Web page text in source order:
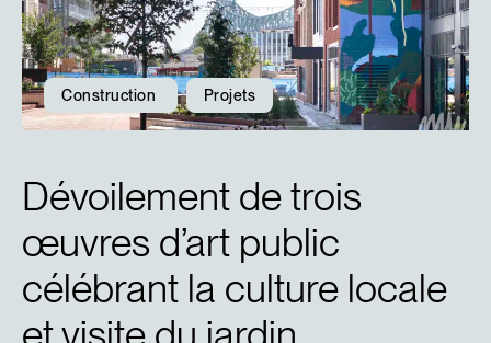
Construction Projets
Dévoilement de trois
œuvres d’art public
célébrant la culture locale